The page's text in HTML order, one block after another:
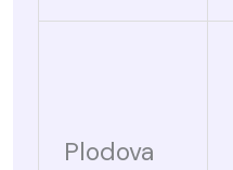
Plodova